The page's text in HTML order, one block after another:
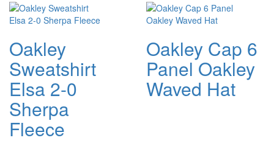
Oakley
Sweatshirt
Elsa 2-0
Sherpa
Fleece
Oakley Cap 6
Panel Oakley
Waved Hat